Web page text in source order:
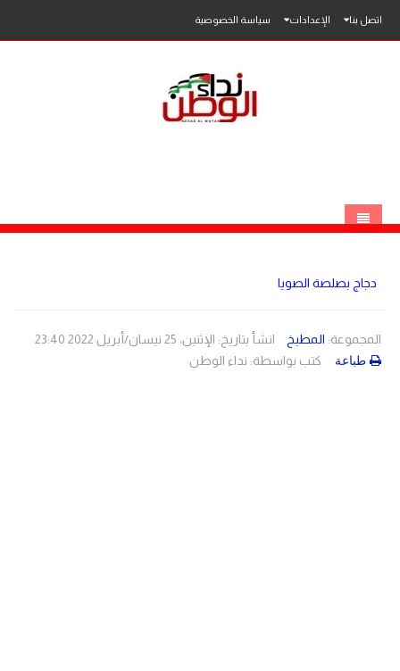
اتصل بنا الإعدادات سياسة الخصوصية
دجاج بصلصة الصويا
المجموعة: المطبخ
انشأ بتاريخ: الإثنين، 25 نيسان/أبريل 2022 23:40
كتب بواسطة: نداء الوطن طباعة
محلي
فلسطين
عربي